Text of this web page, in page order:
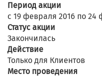
Период акции
с 19 февраля 2016 по 24
Статус акции
Закончилась
Действие
Только для Клиентов
Место проведения